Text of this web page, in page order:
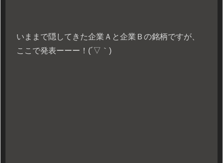
いままで隠してきた企業Ａと企業Ｂの銘柄ですが、
ここで発表ーーー！(´▽｀)